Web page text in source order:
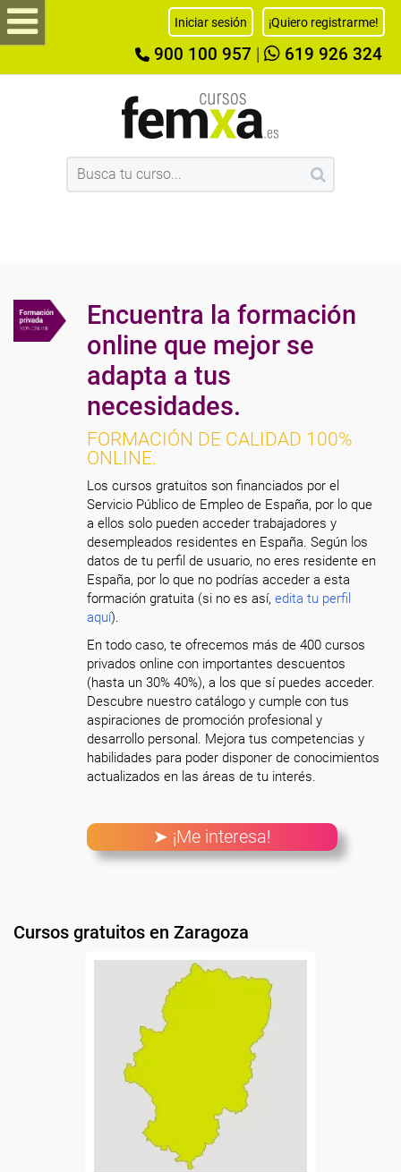
Iniciar sesión ¡Quiero registrarme!
900 100 957 619 926 324
Encuentra la formación
online que mejor se
adapta a tus
necesidades.
FORMACIÓN DE CALIDAD 100%
ONLINE.
Los cursos gratuitos son financiados por el
Servicio Público de Empleo de España, por lo que
a ellos solo pueden acceder trabajadores y
desempleados residentes en España. Según los
datos de tu perfil de usuario, no eres residente en
España, por lo que no podrías acceder a esta
formación gratuita (si no es así,edita tu perfil
aquí).
En todo caso, te ofrecemos más de 400 cursos
privados online con importantes descuentos
(hasta un 30% 40%), a los que sí puedes acceder.
Descubre nuestro catálogo y cumple con tus
aspiraciones de promoción profesional y
desarrollo personal. Mejora tus competencias y
habilidades para poder disponer de conocimientos
actualizados en las áreas de tu interés.
➤ ¡Me interesa!
Cursos gratuitos en Zaragoza